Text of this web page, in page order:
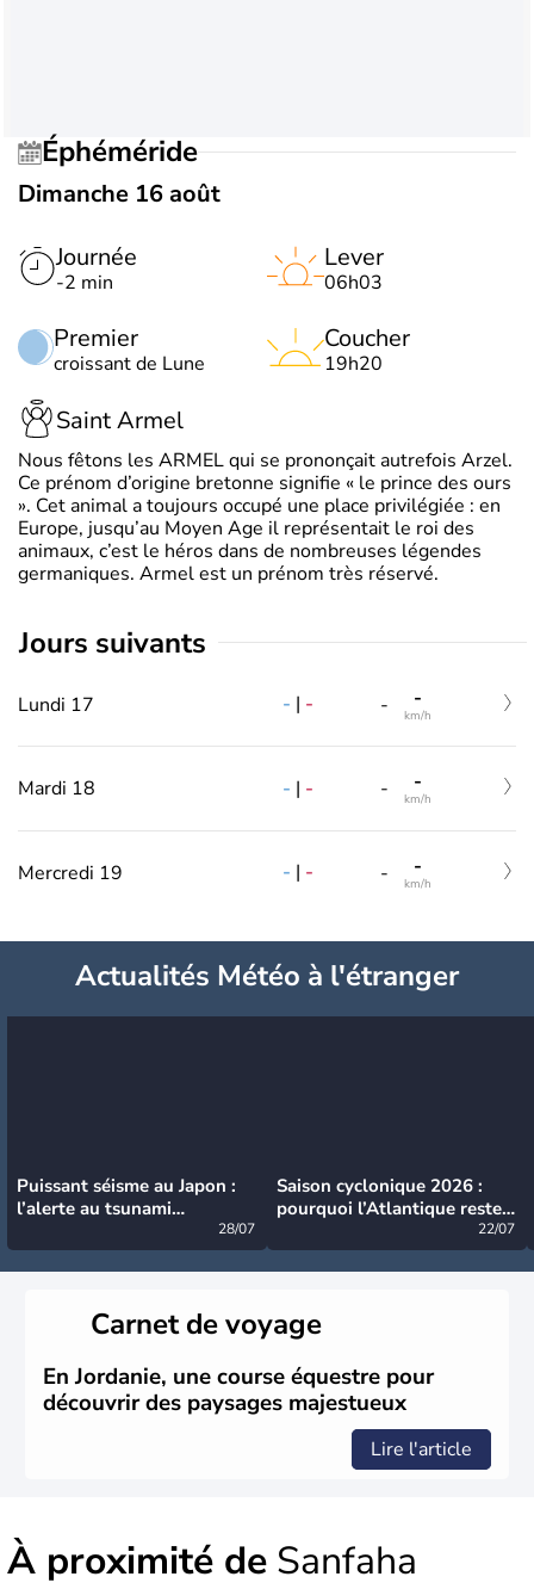
Éphéméride
Dimanche 16 août
Journée
-2 min
Premier
croissant de Lune
Lever
06h03
Coucher
19h20
Saint Armel
Nous fêtons les ARMEL qui se prononçait autrefois Arzel.
Ce prénom d’origine bretonne signifie « le prince des ours
». Cet animal a toujours occupé une place privilégiée : en
Europe, jusqu’au Moyen Age il représentait le roi des
animaux, c’est le héros dans de nombreuses légendes
germaniques. Armel est un prénom très réservé.
jours suivants
Lundi 17 - | - - -
km/h
Mardi 18 - | - - -
km/h
Mercredi 19 - | - - -
km/h
Actualités Météo à l'étranger
Puissant séisme au Japon :
l’alerte au tsunami
28/07
Saison cyclonique 2026 :
pourquoi l’Atlantique reste
22/07
Carnet de voyage
En Jordanie, une course équestre pour
découvrir des paysages majestueux
Lire l'article
À proximité de Sanfaha